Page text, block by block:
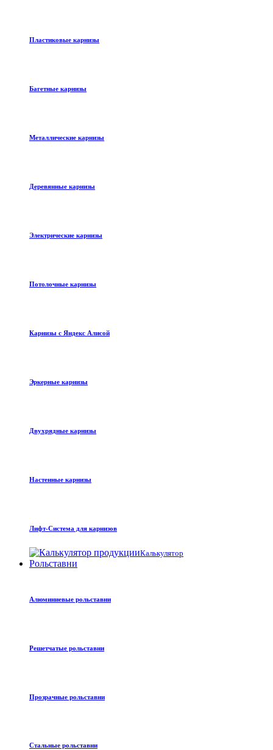
Пластиковые карнизы
Багетные карнизы
Металлические карнизы
Деревянные карнизы
Электрические карнизы
Потолочные карнизы
Карнизы с Яндекс Алисой
Эркерные карнизы
Двухрядные карнизы
Настенные карнизы
Лифт-Система для карнизов
Калькулятор
Рольставни
Алюминиевые рольставни
Решетчатые рольставни
Прозрачные рольставни
Стальные рольставни